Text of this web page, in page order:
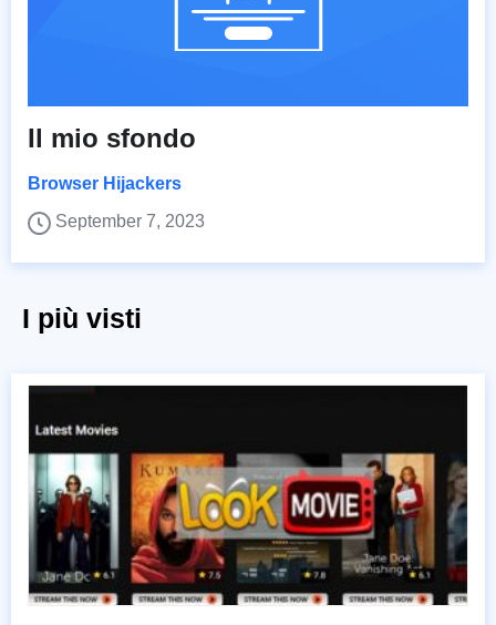
Il mio sfondo
Browser Hijackers
September 7, 2023
I più visti